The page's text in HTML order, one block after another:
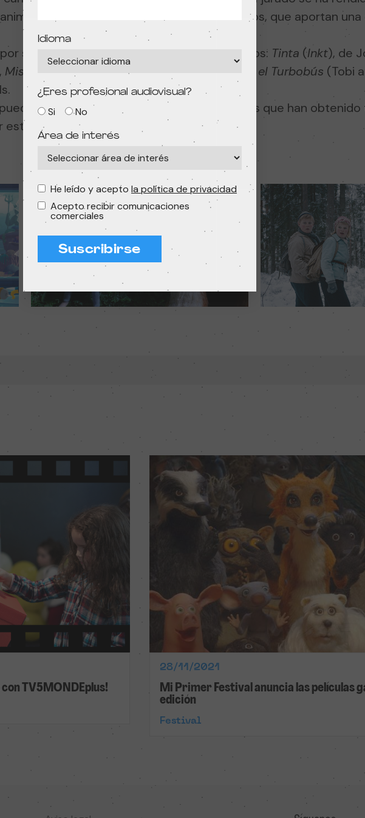
hecha con lana, fieltro y otros tejidos, que aportan una
su parte, han sido para los siguientes cortos: Tinta (Inkt), de
Mishou , de Milen Vitanov, y finalmente Tobi y el Turbobús (Tobi
consultar los
porcentajes y votaciones que han obtenido
edición.
TV5MONDEplus!
28/11/2021
Mi Primer Festival anuncia las películas
edición
Festival
Idioma
¿Eres profesional audiovisual?
Si No
Área de interés
He leído y acepto la política de privacidad
Acepto recibir comunicaciones
comerciales
Suscribirse